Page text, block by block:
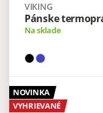
VIKING
Pánske
Na sklade
NOVINKA
VYHRIEVANÉ